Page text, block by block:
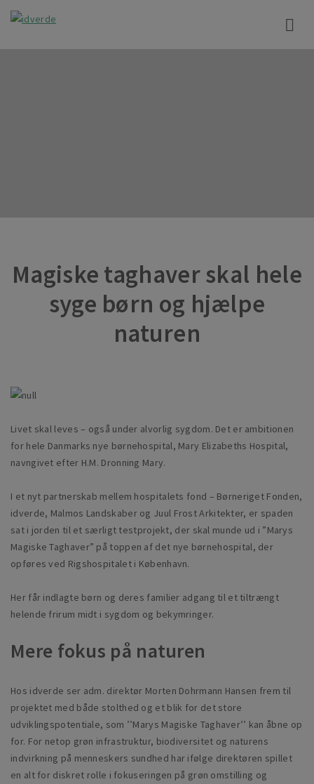
Magiske taghaver skal hele
syge børn og hjælpe
naturen
Livet skal leves – også under alvorlig sygdom. Det er ambitionen
for hele Danmarks nye børnehospital, Mary Elizabeths Hospital,
navngivet efter H.M. Dronning Mary.
I et nyt partnerskab mellem hospitalets fond – Børneriget Fonden,
idverde, Malmos Landskaber og Juul Frost Arkitekter, er spaden
sat i jorden til et særligt testprojekt, der skal munde ud i ”Marys
Magiske Taghaver” på toppen af det nye børnehospital, der
opføres ved Rigshospitalet i København.
Her får indlagte børn og deres familier adgang til et tiltrængt
helende frirum midt i sygdom og bekymringer.
Mere fokus på naturen
Hos idverde ser adm. direktør Morten Dohrmann Hansen frem til
projektet med både stolthed og et blik for det store
udviklingspotentiale, som ’’Marys Magiske Taghaver’’ kan åbne op
for. For netop grøn infrastruktur, biodiversitet og naturens
indvirkning på menneskers sundhed har ifølge direktøren spillet
en alt for diskret rolle i fokuseringen på grøn omstilling og